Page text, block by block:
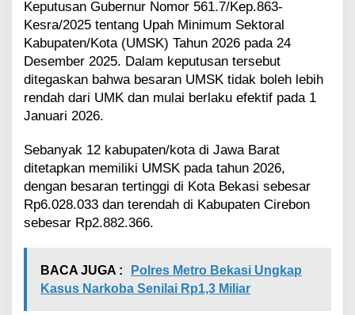
Keputusan Gubernur Nomor 561.7/Kep.863-
Kesra/2025 tentang Upah Minimum Sektoral
Kabupaten/Kota (UMSK) Tahun 2026 pada 24
Desember 2025. Dalam keputusan tersebut
ditegaskan bahwa besaran UMSK tidak boleh lebih
rendah dari UMK dan mulai berlaku efektif pada 1
Januari 2026.
Sebanyak 12 kabupaten/kota di Jawa Barat
ditetapkan memiliki UMSK pada tahun 2026,
dengan besaran tertinggi di Kota Bekasi sebesar
Rp6.028.033 dan terendah di Kabupaten Cirebon
sebesar Rp2.882.366.
BACA JUGA :
Polres Metro Bekasi Ungkap
Kasus Narkoba Senilai Rp1,3 Miliar